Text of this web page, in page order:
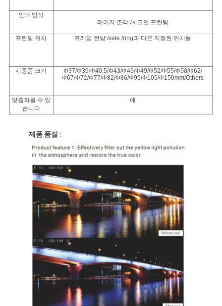
인쇄 방식
레이저 조각 /s 크엔 프린팅
프린팅 위치 프레임 전방 /side /ring과 다른 지정된 위치들
시중품 크기
Φ37/Φ39/Φ40.5/Φ43/Φ46/Φ49/Φ52/Φ55/Φ58/Φ62/
Φ67/Φ72/Φ77/Φ82/Φ86/Φ95/Φ105/Φ150mm/Others
맞춤화될 수 있
습니다
예
제품 품질 :